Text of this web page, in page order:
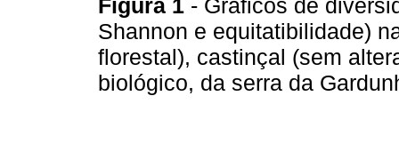
Figura 1 - Gráficos de
Shannon e equitatibilidade)
florestal), castinçal (sem
biológico, da serra da